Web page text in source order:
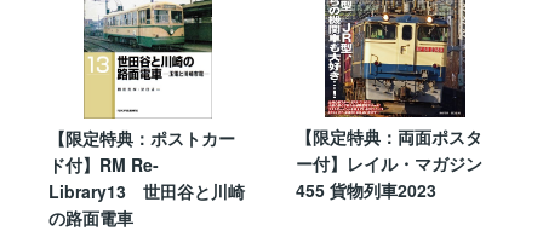
【限定特典：ポストカー
ド付】RM Re-
Library13 世田谷と川崎
の路面電車
【限定特典：両面ポスタ
ー付】レイル・マガジン
455 貨物列車2023